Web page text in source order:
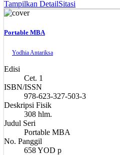
Tampilkan DetailSitasi
Portable MBA
Yodhia Antariksa
Edisi
Cet. 1
ISBN/ISSN
978-623-327-503-3
Deskripsi Fisik
308 hlm.
Judul Seri
Portable MBA
No. Panggil
658 YOD p